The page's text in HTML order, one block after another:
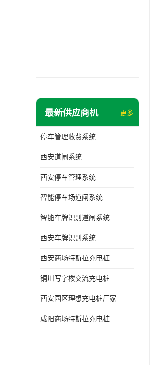
最新供应商机 更多
停车管理收费系统
西安道闸系统
西安停车管理系统
智能停车场道闸系统
智能车牌识别道闸系统
西安车牌识别系统
西安商场特斯拉充电桩
铜川写字楼交流充电桩
西安园区理想充电桩厂家
咸阳商场特斯拉充电桩